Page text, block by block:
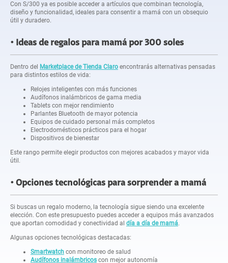
Con S/300 ya es posible acceder a artículos que combinan tecnología,
diseño y funcionalidad, ideales para consentir a mamá con un obsequio
útil y duradero.
Ideas de regalos para mamá por 300 soles
Dentro del Marketplace de Tienda Claro encontrarás alternativas pensadas
para distintos estilos de vida:
Relojes inteligentes con más funciones
Audífonos inalámbricos de gama media
Tablets con mejor rendimiento
Parlantes Bluetooth de mayor potencia
Equipos de cuidado personal más completos
Electrodomésticos prácticos para el hogar
Dispositivos de bienestar
Este rango permite elegir productos con mejores acabados y mayor vida
útil.
Opciones tecnológicas para sorprender a mamá
Si buscas un regalo moderno, la tecnología sigue siendo una excelente
elección. Con este presupuesto puedes acceder a equipos más avanzados
que aportan comodidad y conectividad al día a día de mamá.
Algunas opciones tecnológicas destacadas:
Smartwatch con monitoreo de salud
Audífonos inalámbricos con mejor autonomía